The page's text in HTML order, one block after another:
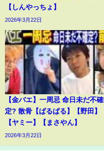
【しんやっちょ】
2026年3月22日
【金バエ】一周忌 命日未だ不確
定? 散骨【ぱるぱる】【野田】
【ヤミー】【まさやん】
2026年3月22日